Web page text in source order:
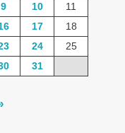
9 10
11
17
18
24
25
31